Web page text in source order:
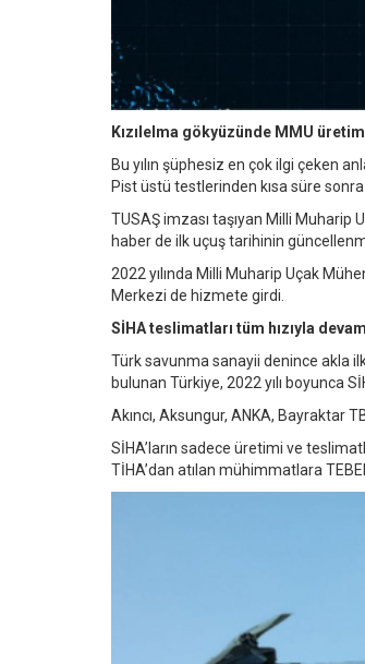
Kızılelma gökyüzünde MMU
Bu yılın şüphesiz en çok ilgi çeken
Pist üstü testlerinden kısa süre
TUSAŞ imzası taşıyan Milli Muharip
haber de ilk uçuş tarihinin
2022 yılında Milli Muharip Uçak
Merkezi de hizmete girdi.
SİHA teslimatları tüm hızıyla
Türk savunma sanayii denince akla
bulunan Türkiye, 2022 yılı boyunca
Akıncı, Aksungur, ANKA, Bayraktar
SİHA’ların sadece üretimi ve
TİHA’dan atılan mühimmatlara